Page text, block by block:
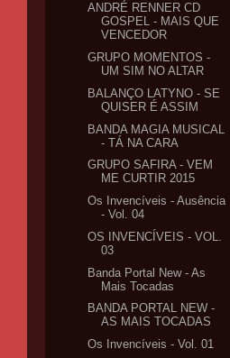
ANDRÉ RENNER CD
GOSPEL - MAIS QUE
VENCEDOR
GRUPO MOMENTOS -
UM SIM NO ALTAR
BALANÇO LATYNO - SE
QUISER É ASSIM
BANDA MAGIA MUSICAL
- TÁ NA CARA
GRUPO SAFIRA - VEM
ME CURTIR 2015
Os Invencíveis - Ausência
- Vol. 04
OS INVENCÍVEIS - VOL.
03
Banda Portal New - As
Mais Tocadas
BANDA PORTAL NEW -
AS MAIS TOCADAS
Os Invencíveis - Vol. 01